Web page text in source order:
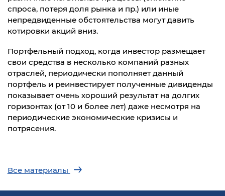
спроса, потеря доля рынка и пр.) или иные
непредвиденные обстоятельства могут давить
котировки акций вниз.
Портфельный подход, когда инвестор размещает
свои средства в несколько компаний разных
отраслей, периодически пополняет данный
портфель и реинвестирует полученные дивиденды
показывает очень хороший результат на долгих
горизонтах (от 10 и более лет) даже несмотря на
периодические экономические кризисы и
потрясения.
Все материалы